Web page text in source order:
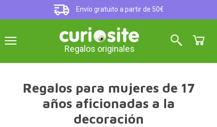
Envío gratuito a partir de 50€
Regalos originales
Regalos para mujeres de 17
años aficionadas a la
decoración